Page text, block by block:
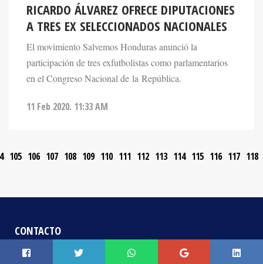
RICARDO ÁLVAREZ OFRECE DIPUTACIONES
A TRES EX SELECCIONADOS NACIONALES
El movimiento Salvemos Honduras anunció la
participación de tres exfutbolistas como parlamentarios
en el Congreso Nacional de la República.
11 Feb 2020. 11:33 AM
105 106 107 108 109 110 111 112 113 114 115 116 117 118
CONTACTO
+504 2552 - 8131